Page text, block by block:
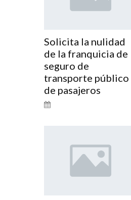
Solicita la nulidad
de la franquicia de
seguro de
transporte público
de pasajeros